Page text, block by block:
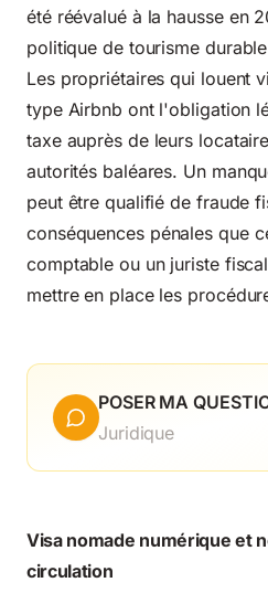
été réévalué à la hausse en
politique de tourisme
Les propriétaires qui louent
type Airbnb ont l'obligation
taxe auprès de leurs
autorités baléares. Un
peut être qualifié de fraude
conséquences pénales que
comptable ou un juriste
mettre en place les
POSER MA
Juridique
Visa nomade numérique et
circulation